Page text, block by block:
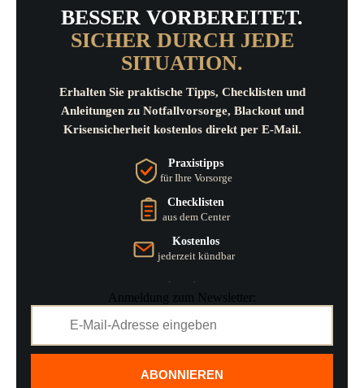
BESSER VORBEREITET.
SICHER DURCH JEDE
SITUATION.
Erhalten Sie praktische Tipps, Checklisten und
Anleitungen zu Notfallvorsorge, Blackout und
Krisensicherheit kostenlos direkt per E-Mail.
Praxistipps
für Ihre Vorsorge
Checklisten
aus dem Center
Kostenlos
jederzeit kündbar
Anmeldung zum Newsletter:
ABONNIEREN